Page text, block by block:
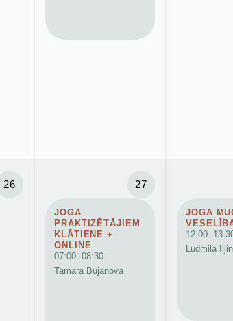
26 27
JOGA
PRAKTIZĒTĀJIEM
KLĀTIENE +
ONLINE
07:00 -08:30
Tamāra Bujanova
JOGA
12:00 -
Ludmila